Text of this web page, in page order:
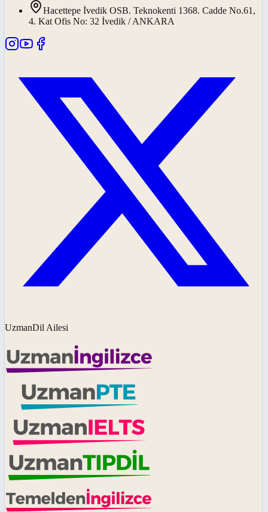
Hacettepe İvedik OSB. Teknokenti 1368. Cadde No.61,
4. Kat Ofis No: 32 İvedik / ANKARA
UzmanDil Ailesi